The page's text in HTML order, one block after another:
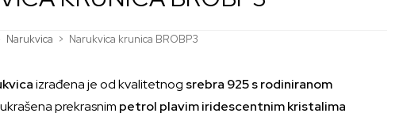
Narukvica > Narukvica krunica BROBP3
izrađena je od kvalitetnog srebra 925 s rodiniranom
prekrasnim petrol plavim iridescentnim kristalima